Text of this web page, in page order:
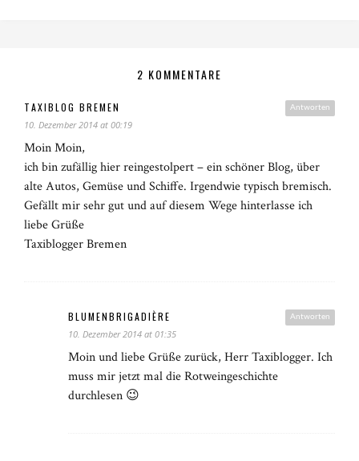
2 KOMMENTARE
Antworten
TAXIBLOG BREMEN
10. Dezember 2014 at 00:19
Moin Moin,
ich bin zufällig hier reingestolpert – ein schöner Blog, über
alte Autos, Gemüse und Schiffe. Irgendwie typisch bremisch.
Gefällt mir sehr gut und auf diesem Wege hinterlasse ich
liebe Grüße
Taxiblogger Bremen
Antworten
BLUMENBRIGADIÈRE
10. Dezember 2014 at 01:35
Moin und liebe Grüße zurück, Herr Taxiblogger. Ich
muss mir jetzt mal die Rotweingeschichte
durchlesen 😉